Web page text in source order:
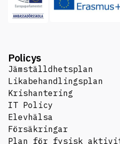
Policys
Jämställdhetsplan
Likabehandlingsplan
Krishantering
IT Policy
Elevhälsa
Försäkringar
Plan för fysisk